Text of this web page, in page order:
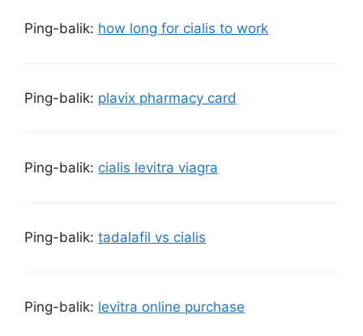
Ping-balik: how long for cialis to work
Ping-balik: plavix pharmacy card
Ping-balik: cialis levitra viagra
Ping-balik: tadalafil vs cialis
Ping-balik: levitra online purchase